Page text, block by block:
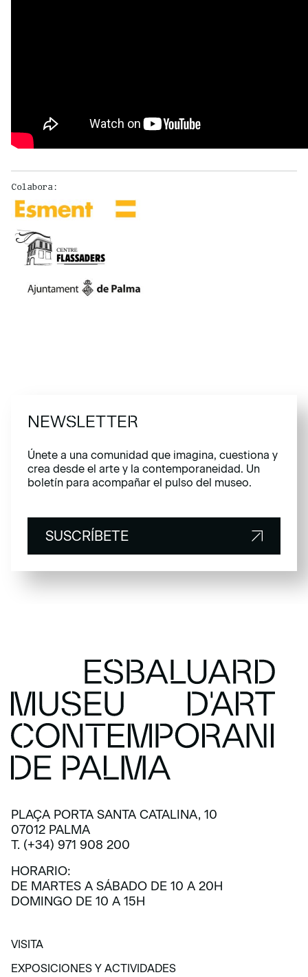
Colabora:
NEWSLETTER
Únete a una comunidad que imagina, cuestiona y
crea desde el arte y la contemporaneidad. Un
boletín para acompañar el pulso del museo.
SUSCRÍBETE
SUSCRÍBETE
PLAÇA PORTA SANTA CATALINA, 10
07012 PALMA
T. (+34) 971 908 200
HORARIO:
DE MARTES A SÁBADO DE 10 A 20H
DOMINGO DE 10 A 15H
VISITA
VISITA
EXPOSICIONES Y ACTIVIDADES